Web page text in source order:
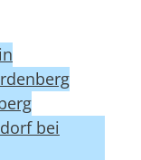
bei